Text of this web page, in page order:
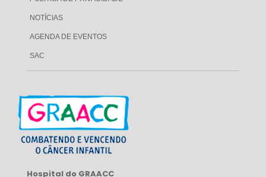
NOTÍCIAS
AGENDA DE EVENTOS
SAC
Hospital do GRAACC